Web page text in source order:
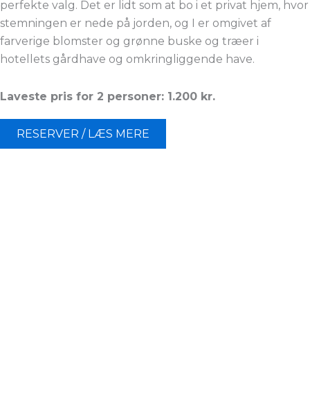
perfekte valg. Det er lidt som at bo i et privat hjem, hvor
stemningen er nede på jorden, og I er omgivet af
farverige blomster og grønne buske og træer i
hotellets gårdhave og omkringliggende have.
Laveste pris for 2 personer: 1.200 kr.
RESERVER / LÆS MERE